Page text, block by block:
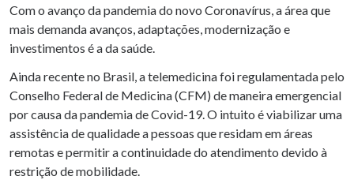
Com o avanço da pandemia do novo Coronavírus, a área que
mais demanda avanços, adaptações, modernização e
investimentos é a da saúde.
Ainda recente no Brasil, a telemedicina foi regulamentada pelo
Conselho Federal de Medicina (CFM) de maneira emergencial
por causa da pandemia de Covid-19. O intuito é viabilizar uma
assistência de qualidade a pessoas que residam em áreas
remotas e permitir a continuidade do atendimento devido à
restrição de mobilidade.